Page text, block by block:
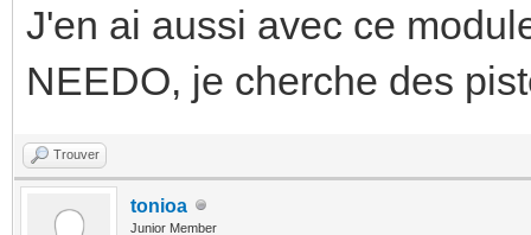
J'en ai aussi avec ce
NEEDO, je cherche des
Trouver
tonioa
Junior Member